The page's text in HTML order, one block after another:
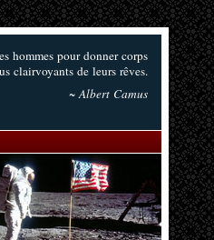
hommes pour donner corps
clairvoyants de leurs rêves.
~ Albert Camus